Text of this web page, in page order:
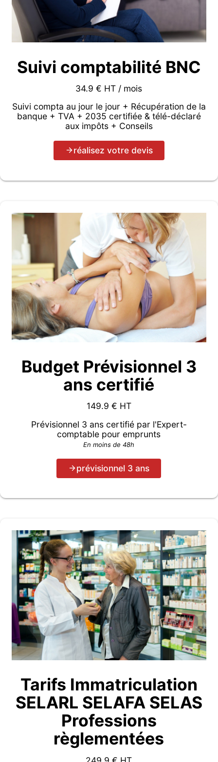
Suivi comptabilité BNC
34.9 € HT / mois
Suivi compta au jour le jour + Récupération de la
banque + TVA + 2035 certifiée & télé-déclaré
aux impôts + Conseils
réalisez votre devis
Budget Prévisionnel 3
ans certifié
149.9 € HT
Prévisionnel 3 ans certifié par l'Expert-
comptable pour emprunts
En moins de 48h
prévisionnel 3 ans
Tarifs Immatriculation
SELARL SELAFA SELAS
Professions
règlementées